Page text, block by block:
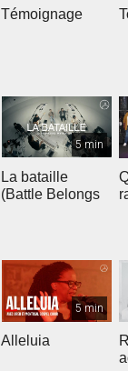
Témoignage
5 min
La bataille
(Battle Belongs
5 min
Alleluia